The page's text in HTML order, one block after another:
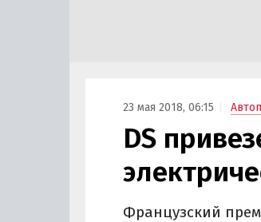
23 мая 2018, 06:15
DS
Французский